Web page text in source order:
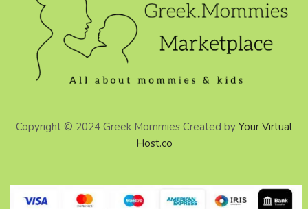
Copyright © 2024 Greek Mommies Created by Your Virtual
Host.co